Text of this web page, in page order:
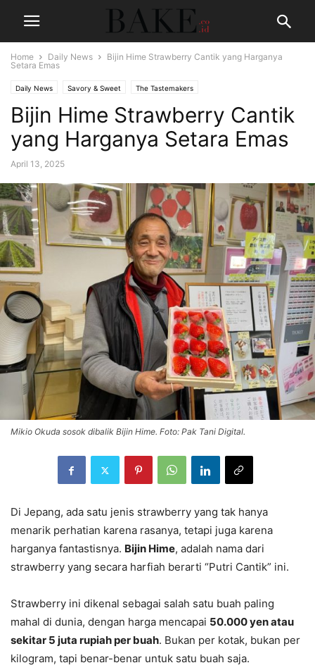
Home Daily News
Bijin Hime Strawberry Cantik yang Harganya
Setara Emas
Daily News Savory & Sweet The Tastemakers
Bijin Hime Strawberry Cantik
yang Harganya Setara Emas
April 13, 2025
Mikio Okuda sosok dibalik Bijin Hime. Foto: Pak Tani Digital.
Di Jepang, ada satu jenis strawberry yang tak hanya
menarik perhatian karena rasanya, tetapi juga karena
harganya fantastisnya. Bijin Hime, adalah nama dari
strawberry yang secara harfiah berarti “Putri Cantik” ini.
Strawberry ini dikenal sebagai salah satu buah paling
mahal di dunia, dengan harga mencapai 50.000 yen atau
sekitar 5 juta rupiah per buah. Bukan per kotak, bukan per
kilogram, tapi benar-benar untuk satu buah saja.